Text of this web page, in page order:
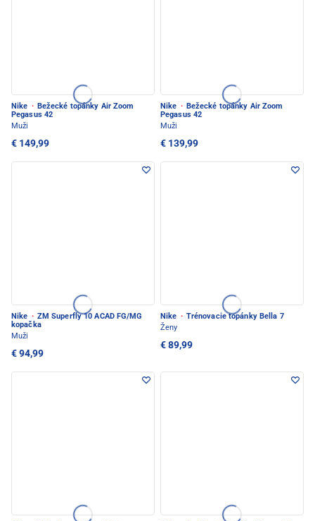
Nike · Bežecké topánky Air Zoom
Pegasus 42
Muži
€ 149,99
Nike · Bežecké topánky Air Zoom
Pegasus 42
Muži
€ 139,99
Nike · ZM Superfly 10 ACAD FG/MG
kopačka
Muži
€ 94,99
Nike · Trénovacie topánky Bella 7
Ženy
€ 89,99